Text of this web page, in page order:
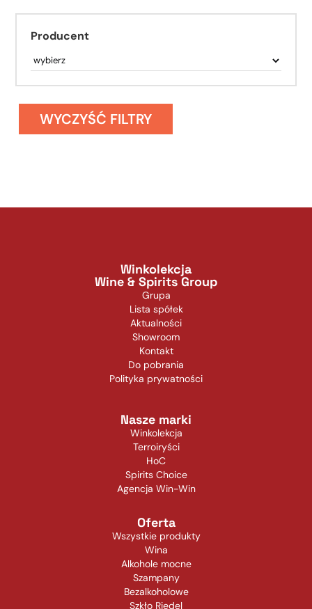
Producent
WYCZYŚĆ FILTRY
Winkolekcja
Wine & Spirits Group
Grupa
Lista spółek
Aktualności
Showroom
Kontakt
Do pobrania
Polityka prywatności
Nasze marki
Winkolekcja
Terroiryści
HoC
Spirits Choice
Agencja Win-Win
Oferta
Wszystkie produkty
Wina
Alkohole mocne
Szampany
Bezalkoholowe
Szkło Riedel